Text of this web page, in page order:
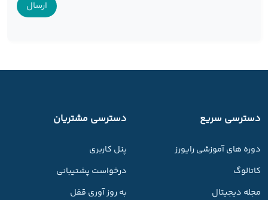
دسترسی سریع
دوره های آموزشی رایورز
کاتالوگ
مجله دیجیتال
دسترسی مشتریان
پنل کاربری
درخواست پشتیبانی
به روز آوری قفل